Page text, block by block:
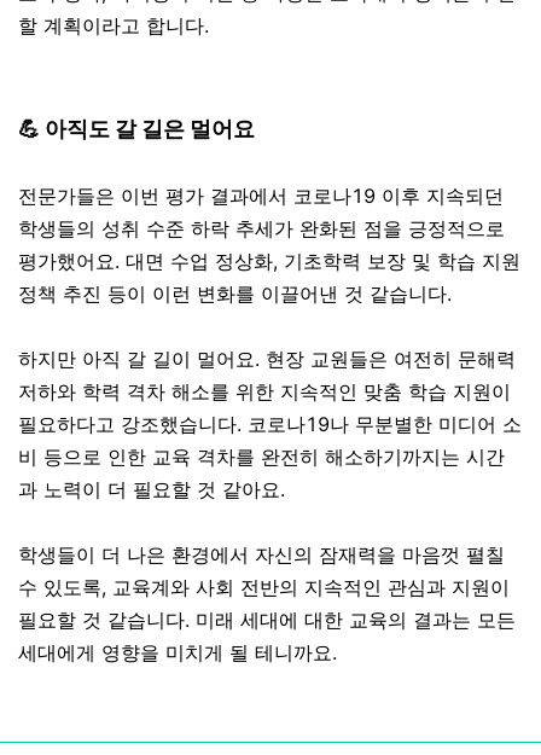
할 계획이라고 합니다.
💪 아직도 갈 길은 멀어요
전문가들은 이번 평가 결과에서 코로나19 이후 지속되던
학생들의 성취 수준 하락 추세가 완화된 점을 긍정적으로
평가했어요. 대면 수업 정상화, 기초학력 보장 및 학습 지원
정책 추진 등이 이런 변화를 이끌어낸 것 같습니다.
하지만 아직 갈 길이 멀어요. 현장 교원들은 여전히 문해력
저하와 학력 격차 해소를 위한 지속적인 맞춤 학습 지원이
필요하다고 강조했습니다. 코로나19나 무분별한 미디어 소
비 등으로 인한 교육 격차를 완전히 해소하기까지는 시간
과 노력이 더 필요할 것 같아요.
학생들이 더 나은 환경에서 자신의 잠재력을 마음껏 펼칠
수 있도록, 교육계와 사회 전반의 지속적인 관심과 지원이
필요할 것 같습니다. 미래 세대에 대한 교육의 결과는 모든
세대에게 영향을 미치게 될 테니까요.